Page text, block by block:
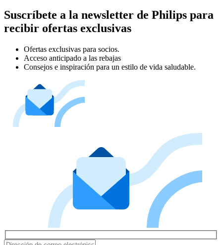
Suscríbete a la newsletter de Philips para
recibir ofertas exclusivas
Ofertas exclusivas para socios.
Acceso anticipado a las rebajas
Consejos e inspiración para un estilo de vida saludable.